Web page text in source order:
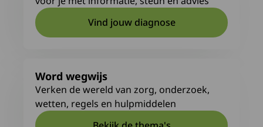
Vind jouw diagnose
Word wegwijs
Verken de wereld van zorg, onderzoek,
wetten, regels en hulpmiddelen